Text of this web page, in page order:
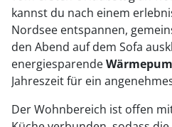
kannst du nach einem
Nordsee entspannen,
den Abend auf dem Sofa
energiesparende
Jahreszeit für ein
Der Wohnbereich ist offen